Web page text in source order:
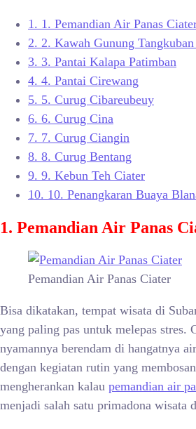
1. 1. Pemandian Air Panas
2. 2. Kawah Gunung Tangkuban
3. 3. Pantai Kalapa Patimban
4. 4. Pantai Cirewang
5. 5. Curug Cibareubeuy
6. 6. Curug Cina
7. 7. Curug Ciangin
8. 8. Curug Bentang
9. 9. Kebun Teh Ciater
10. 10. Penangkaran Buaya
1. Pemandian Air Panas
Pemandian Air Panas Ciater
Bisa dikatakan, tempat wisata di
yang paling pas untuk melepas stres.
nyamannya berendam di hangatnya
dengan kegiatan rutin yang
mengherankan kalau pemandian air
menjadi salah satu primadona wisata